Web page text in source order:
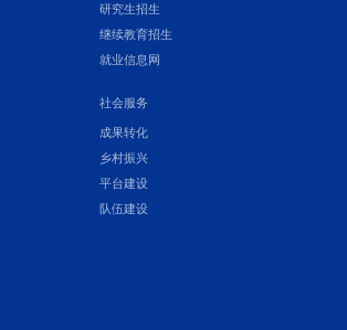
研究生招生
继续教育招生
就业信息网
社会服务
成果转化
乡村振兴
平台建设
队伍建设